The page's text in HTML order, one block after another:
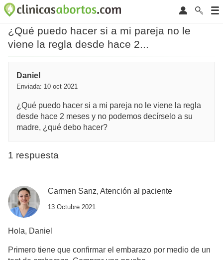
¿Qué puedo hacer si a mi pareja no le
viene la regla desde hace 2...
Daniel
Enviada: 10 oct 2021
¿Qué puedo hacer si a mi pareja no le viene la regla
desde hace 2 meses y no podemos decírselo a su
madre, ¿qué debo hacer?
1 respuesta
Carmen Sanz, Atención al paciente
13 Octubre 2021
Hola, Daniel
Primero tiene que confirmar el embarazo por medio de un